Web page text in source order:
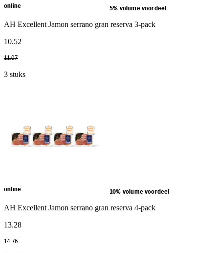
online 5% volume voordeel
AH Excellent Jamon serrano gran reserva 3-pack
10.52
11.07
3 stuks
online 10% volume voordeel
AH Excellent Jamon serrano gran reserva 4-pack
13.28
14.76